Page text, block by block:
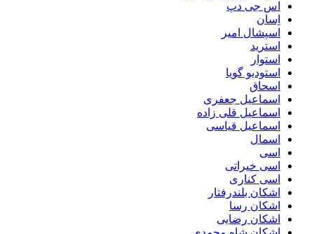
اس جی دپ
اِسان
اسپشال امیر
استرید
استوار
استودیو گویا
اسحاق
اسماعیل جعفری
اسماعیل قلی زاده
اسماعیل قیاسی
اسمال
اسی
اسی خیراتی
اسی کناری
اشکان بلندرفتار
اشکان رسا
اشکان رضایی